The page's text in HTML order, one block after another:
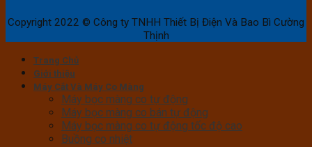
Copyright 2022 © Công ty TNHH Thiết Bị Điện Và Bao Bì Cường
Thịnh
Trang Chủ
Giới thiệu
Máy Cắt Và Máy Co Màng
Máy bọc màng co tự động
Máy bọc màng co bán tự động
Máy bọc màng co tự động tốc độ cao
Buồng co nhiệt